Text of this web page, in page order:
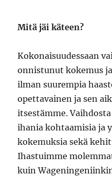
Mitä jäi käteen?
Kokonaisuudessaan
onnistunut kokemus
ilman suurempia
opettavainen ja sen
itsestämme.
ihania kohtaamisia ja
kokemuksia sekä
Ihastuimme
kuin